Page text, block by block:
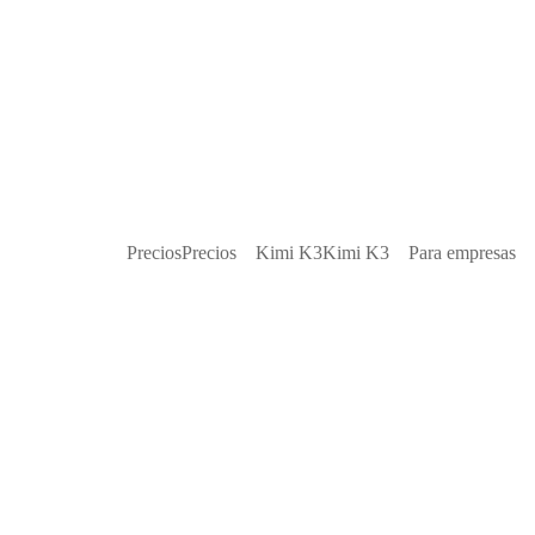
PreciosPrecios Kimi K3Kimi K3 Para empresas